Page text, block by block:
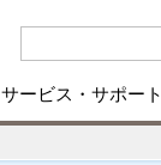
サービス・サポート